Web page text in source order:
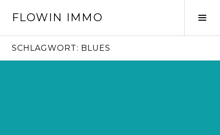
zumFLOWIN IMMO
SCHLAGWORT: BLUES